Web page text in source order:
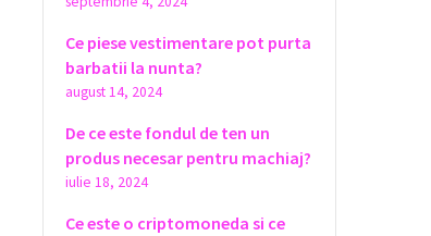
Ce piese vestimentare pot purta
barbatii la nunta?
august 14, 2024
De ce este fondul de ten un
produs necesar pentru machiaj?
iulie 18, 2024
Ce este o criptomoneda si ce